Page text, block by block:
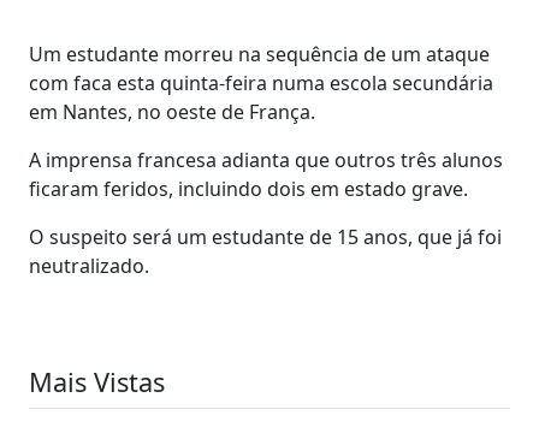
Um estudante morreu na sequência de um ataque
com faca esta quinta-feira numa escola secundária
em Nantes, no oeste de França.
A imprensa francesa adianta que outros três alunos
ficaram feridos, incluindo dois em estado grave.
O suspeito será um estudante de 15 anos, que já foi
neutralizado.
Mais Vistas